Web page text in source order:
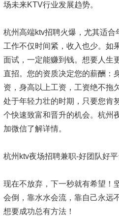
场未来KTV行业发展趋势。
杭州高端ktv招聘火爆，尤其适合
工作不仅时间紧，收入也少。如
面试，一定能赚到钱。想要人生
直招。您的资质决定您的薪酬：
资，身高以上工资，工资绝不拖
处于年轻力壮的时期，只要您肯
个快速致富和晋升的机会。杭州
加微信了解详情。
杭州ktv夜场招聘兼职-好团队好平
现在不放弃，下一秒就有希望！
会倒，靠水水会流，靠自己永远
想要成功总有方法！